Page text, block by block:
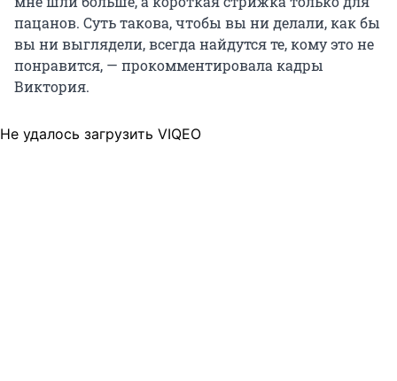
пацанов. Суть такова, чтобы вы ни делали, как бы
вы ни выглядели, всегда найдутся те, кому это не
понравится, — прокомментировала кадры
Виктория.
Не удалось загрузить VIQEO